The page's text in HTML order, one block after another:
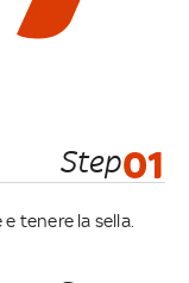
Step01
tenere la sella.